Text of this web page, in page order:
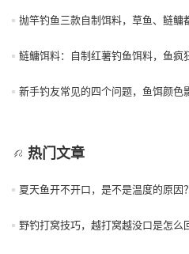
抛竿钓鱼三款自制饵料，草鱼、鲢鳙
鲢鳙饵料：自制红薯钓鱼饵料，鱼疯
新手钓友常见的四个问题，鱼饵颜色
热门文章
夏天鱼开不开口，是不是温度的原因？
野钓打窝技巧，越打窝越没口是怎么